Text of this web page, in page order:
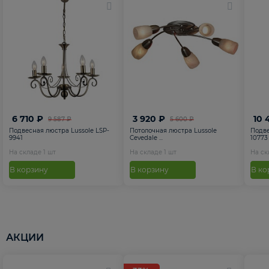
9 587 ₽
6 710 ₽
Подвесная люстра Lussole LSP-
9941
На складе 1 шт
В корзину
5 600 ₽
3 920 ₽
Потолочная люстра Lussole
Cevedale ...
На складе 1 шт
В корзину
10
10773
На
В
АКЦИИ